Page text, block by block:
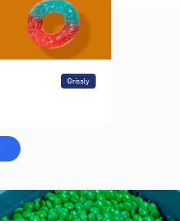
Grissly